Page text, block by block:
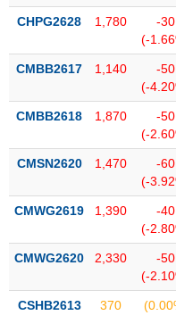
CHPG2628 1,780
-30
(-
CMBB2617 1,140
-50
(-
CMBB2618 1,870
-50
(-
CMSN2620 1,470
-60
(-
CMWG2619 1,390
-40
(-
CMWG2620 2,330
-50
(-
CSHB2613 370
Mã
khoán
(-)
Tất cả Cổ phiếu
Lãnh
đạo
Tất cả Người nội bộ
Tin
(-)